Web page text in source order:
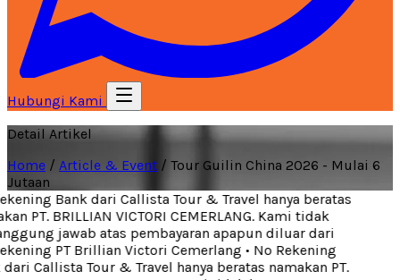
Hubungi Kami
Detail Artikel
Home / Article & Event / Tour Guilin China 2026 - Mulai 6
Jutaan
Bank dari Callista Tour & Travel hanya beratas
PT. BRILLIAN VICTORI CEMERLANG. Kami tidak
jawab atas pembayaran apapun diluar dari
PT Brillian Victori Cemerlang• No Rekening
Callista Tour & Travel hanya beratas namakan PT.